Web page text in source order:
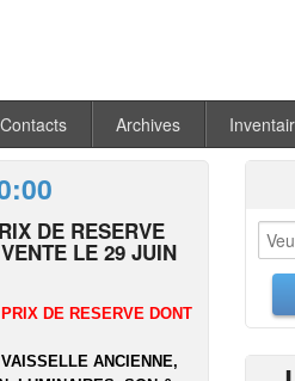
Contacts Archives
DE RESERVE
LE 29 JUIN
DE RESERVE DONT
ANCIENNE,